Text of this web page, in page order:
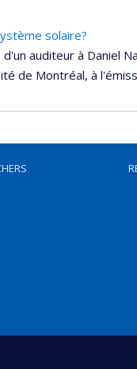
solaire?
auditeur à Daniel
de Montréal, à